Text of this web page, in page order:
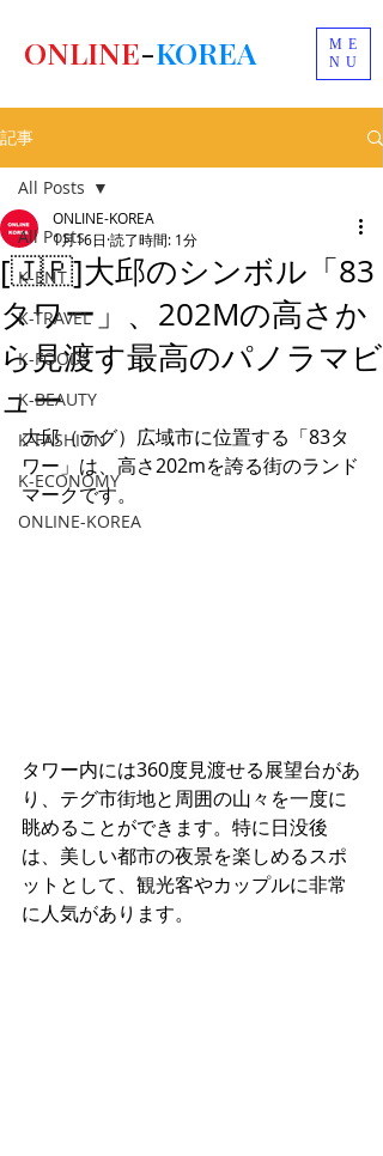
ME
NU
ONLINE-KOREA
記事
All Posts
K-ENT
K-TRAVEL
K-FOODS
K-BEAUTY
K-FASHION
K-ECONOMY
ONLINE-KOREA
All Posts
[🇯🇵]大邱のシンボル「83
タワー」、202Mの高さか
ら見渡す最高のパノラマビ
ュー
ONLINE-KOREA
1月16日 読了時間: 1分
大邱（テグ）広域市に位置する「83タ
ワー」は、高さ202mを誇る街のランド
マークです。
タワー内には360度見渡せる展望台があ
り、テグ市街地と周囲の山々を一度に
眺めることができます。特に日没後
は、美しい都市の夜景を楽しめるスポ
ットとして、観光客やカップルに非常
に人気があります。